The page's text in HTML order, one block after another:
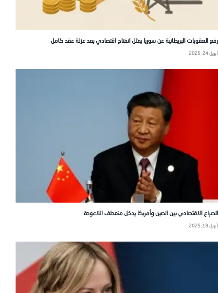
رفع العقوبات البريطانية عن سوريا يمثل انفتاح اقتصادي بعد عزلة عقد كامل
أبريل 24, 2025
الصراع الاقتصادي بين الصين وأمريكا يدخل منعطف اللاعودة
أبريل 18, 2025